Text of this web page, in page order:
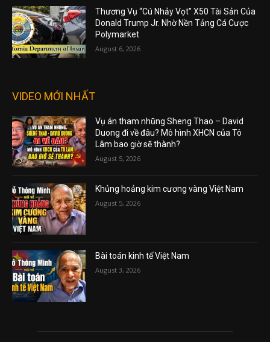
Thương Vụ “Cú Nhảy Vọt” X50 Tài Sản Của
Donald Trump Jr. Nhờ Nền Tảng Cá Cược
Polymarket
August 6, 2026
VIDEO MỚI NHẤT
Vụ án tham nhũng Sheng Thao – David
Duong đi về đâu? Mô hình XHCN của Tô
Lâm bao giờ sẽ thành?
August 5, 2026
Khủng hoảng kim cương vàng Việt Nam
August 5, 2026
Bài toán kinh tế Việt Nam
August 3, 2026